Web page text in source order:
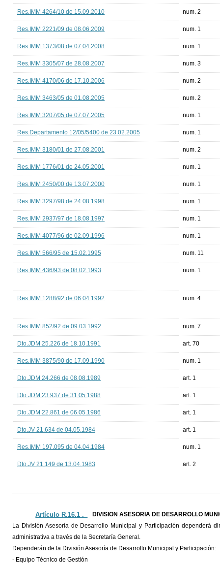
Res.IMM 4264/10 de 15.09.2010 num. 2
Res.IMM 2221/09 de 08.06.2009 num. 1
Res.IMM 1373/08 de 07.04.2008 num. 1
Res.IMM 3305/07 de 28.08.2007 num. 3
Res.IMM 4170/06 de 17.10.2006 num. 2
Res.IMM 3463/05 de 01.08.2005 num. 2
Res.IMM 3207/05 de 07.07.2005 num. 1
Res.Departamento 12/05/5400 de 23.02.2005 num. 1
Res.IMM 3180/01 de 27.08.2001 num. 2
Res.IMM 1776/01 de 24.05.2001 num. 1
Res.IMM 2450/00 de 13.07.2000 num. 1
Res.IMM 3297/98 de 24.08.1998 num. 1
Res.IMM 2937/97 de 18.08.1997 num. 1
Res.IMM 4077/96 de 02.09.1996 num. 1
Res.IMM 566/95 de 15.02.1995 num. 11
Res.IMM 436/93 de 08.02.1993 num. 1
Res.IMM 1288/92 de 06.04.1992 num. 4
Res.IMM 852/92 de 09.03.1992 num. 7
Dto.JDM 25.226 de 18.10.1991 art. 70
Res.IMM 3875/90 de 17.09.1990 num. 1
Dto.JDM 24.266 de 08.08.1989 art. 1
Dto.JDM 23.937 de 31.05.1988 art. 1
Dto.JDM 22.861 de 06.05.1986 art. 1
Dto.JV 21.634 de 04.05.1984 art. 1
Res.IMM 197.095 de 04.04.1984 num. 1
Dto.JV 21.149 de 13.04.1983 art. 2
Artículo R.16.1 ._
DIVISION ASESORIA DE DESARROLLO
La División Asesoría de Desarrollo Municipal y Participación dependerá
administrativa a través de la Secretaría General.
Dependerán de la División Asesoría de Desarrollo Municipal y Participación:
- Equipo Técnico de Gestión